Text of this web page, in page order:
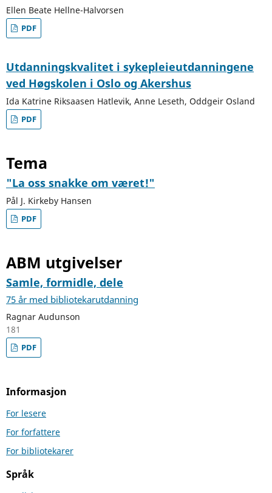
Ellen Beate Hellne-Halvorsen
PDF
Utdanningskvalitet i sykepleieutdanningene
ved Høgskolen i Oslo og Akershus
Ida Katrine Riksaasen Hatlevik, Anne Leseth, Oddgeir Osland
PDF
Tema
"La oss snakke om været!"
Pål J. Kirkeby Hansen
PDF
ABM utgivelser
Samle, formidle, dele
75 år med bibliotekarutdanning
Ragnar Audunson
181
PDF
Informasjon
For lesere
For forfattere
For bibliotekarer
Språk